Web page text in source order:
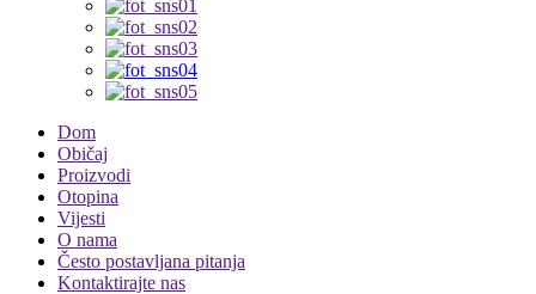
Dom
Običaj
Proizvodi
Otopina
Vijesti
O nama
Često postavljana pitanja
Kontaktirajte nas